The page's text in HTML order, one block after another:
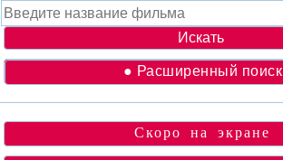
● Расширенный поиск
Скоро на экране